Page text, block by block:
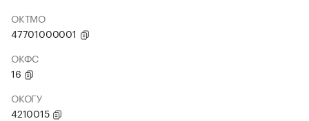
ОКТМО
47701000001
ОКФС
16
ОКОГУ
4210015